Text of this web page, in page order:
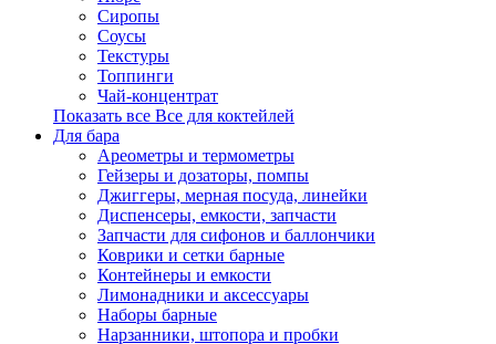
Сиропы
Соусы
Текстуры
Топпинги
Чай-концентрат
Показать все Все для коктейлей
Для бара
Ареометры и термометры
Гейзеры и дозаторы, помпы
Джиггеры, мерная посуда, линейки
Диспенсеры, емкости, запчасти
Запчасти для сифонов и баллончики
Коврики и сетки барные
Контейнеры и емкости
Лимонадники и аксессуары
Наборы барные
Нарзанники, штопора и пробки